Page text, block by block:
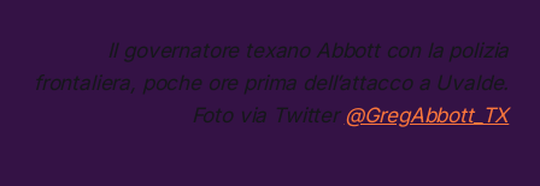
Il governatore texano Abbott con la polizia
frontaliera, poche ore prima dell’attacco a Uvalde.
Foto via Twitter @GregAbbott_TX